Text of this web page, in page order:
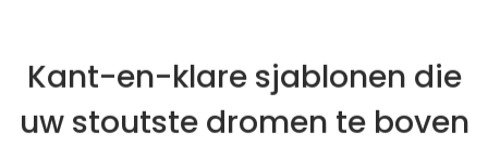
Kant-en-klare sjablonen die
uw stoutste dromen te boven